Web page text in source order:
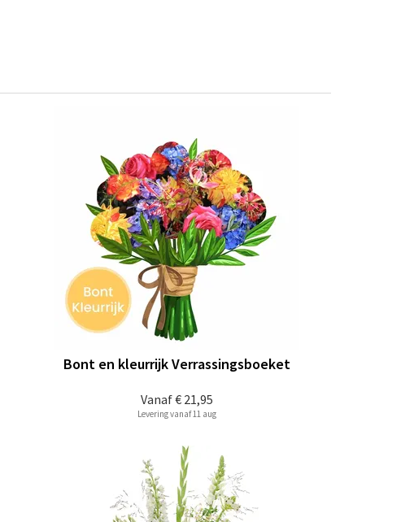
Vanaf€ 21,95
Bont en kleurrijk Verrassingsboeket
Levering vanaf 11 aug